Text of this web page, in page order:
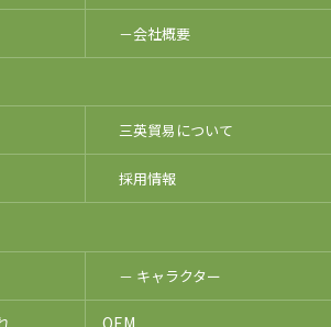
－会社概要
三英貿易について
採用情報
－ キャラクター